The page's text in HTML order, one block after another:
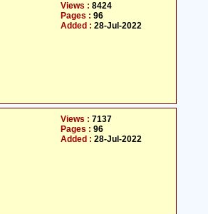
Views : 8424
Pages : 96
Added : 28-Jul-2022
Views : 7137
Pages : 96
Added : 28-Jul-2022